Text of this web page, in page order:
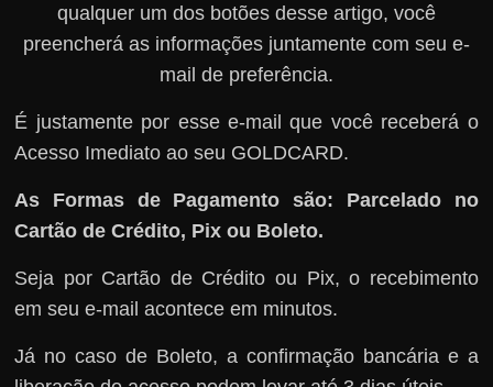
qualquer um dos botões desse artigo, você
preencherá as informações juntamente com seu e-
mail de preferência.
É justamente por esse e-mail que você receberá o
Acesso Imediato ao seu GOLDCARD.
As Formas de Pagamento são: Parcelado no
Cartão de Crédito, Pix ou Boleto.
Seja por Cartão de Crédito ou Pix, o recebimento
em seu e-mail acontece em minutos.
Já no caso de Boleto, a confirmação bancária e a